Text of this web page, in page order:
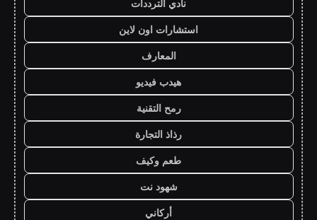
نادي الترددات
استشارات اون لاين
المعارف
هيدب فيديو
رمح التقنية
رذاذ التجارة
طعم وكيف
شهود نت
أركاني